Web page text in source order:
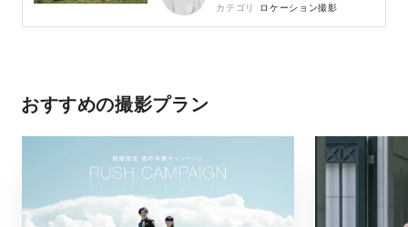
カテゴリ
ロケーション撮影
おすすめの撮影プラン